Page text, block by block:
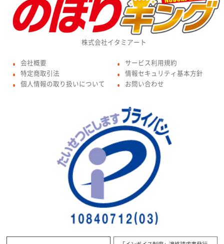
株式会社イタミアート
● 会社概要
● 特定商取引法
● 個人情報の取り扱いについて
● サービス利用規約
● 情報セキュリティ基本方針
● お問い合わせ